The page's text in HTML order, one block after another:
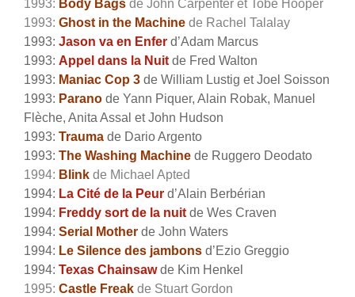
1993: Body Bags de John Carpenter et Tobe Hooper
1993: Ghost in the Machine de Rachel Talalay
1993: Jason va en Enfer d’Adam Marcus
1993: Appel dans la Nuit de Fred Walton
1993: Maniac Cop 3 de William Lustig et Joel Soisson
1993: Parano de Yann Piquer, Alain Robak, Manuel
Flèche, Anita Assal et John Hudson
1993: Trauma de Dario Argento
1993: The Washing Machine de Ruggero Deodato
1994: Blink de Michael Apted
1994: La Cité de la Peur d’Alain Berbérian
1994: Freddy sort de la nuit de Wes Craven
1994: Serial Mother de John Waters
1994: Le Silence des jambons d’Ezio Greggio
1994: Texas Chainsawde Kim Henkel
1995: Castle Freak de Stuart Gordon